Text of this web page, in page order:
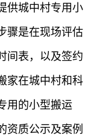
供城中村专用小
骤是在现场评估
间表，以及签约
家在城中村和科
用的小型搬运
资质公示及案例